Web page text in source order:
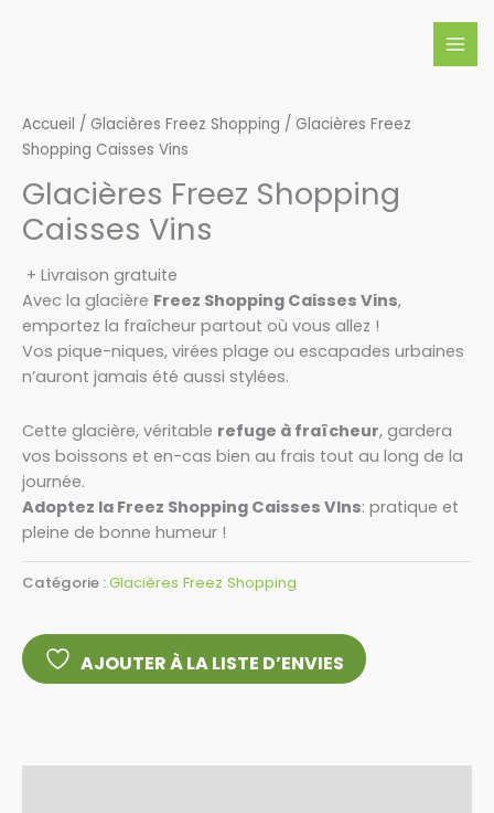
Accueil / Glacières Freez Shopping / Glacières Freez
Shopping Caisses Vins
Glacières Freez Shopping
Caisses Vins
+ Livraison gratuite
Avec la glacière Freez Shopping Caisses Vins,
emportez la fraîcheur partout où vous allez !
Vos pique-niques, virées plage ou escapades urbaines
n’auront jamais été aussi stylées.
Cette glacière, véritable refuge à fraîcheur, gardera
vos boissons et en-cas bien au frais tout au long de la
journée.
Adoptez la Freez Shopping Caisses VIns: pratique et
pleine de bonne humeur !
Catégorie :Glacières Freez Shopping
AJOUTER À LA LISTE D’ENVIES